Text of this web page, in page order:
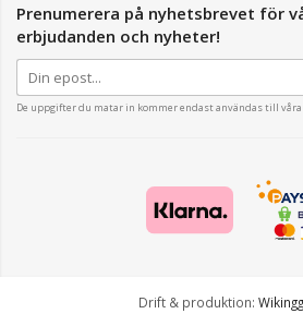
Prenumerera på nyhetsbrevet för
erbjudanden och nyheter!
De uppgifter du matar in kommer endast användas till
Drift & produktion: